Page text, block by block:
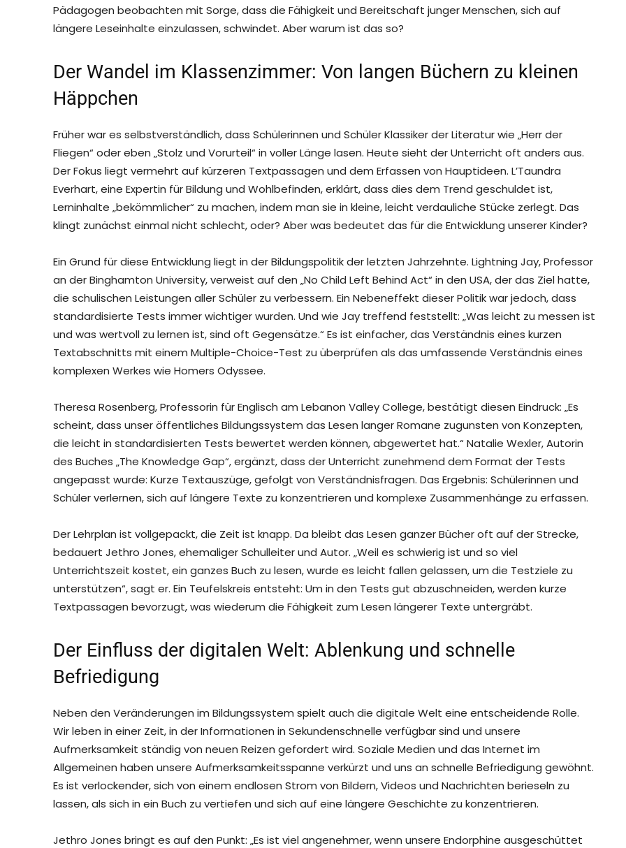
Pädagogen beobachten mit Sorge, dass die Fähigkeit und Bereitschaft junger Menschen, sich auf
längere Leseinhalte einzulassen, schwindet. Aber warum ist das so?
Der Wandel im Klassenzimmer: Von langen Büchern zu kleinen
Häppchen
Früher war es selbstverständlich, dass Schülerinnen und Schüler Klassiker der Literatur wie „Herr der
Fliegen“ oder eben „Stolz und Vorurteil“ in voller Länge lasen. Heute sieht der Unterricht oft anders aus.
Der Fokus liegt vermehrt auf kürzeren Textpassagen und dem Erfassen von Hauptideen. L’Taundra
Everhart, eine Expertin für Bildung und Wohlbefinden, erklärt, dass dies dem Trend geschuldet ist,
Lerninhalte „bekömmlicher“ zu machen, indem man sie in kleine, leicht verdauliche Stücke zerlegt. Das
klingt zunächst einmal nicht schlecht, oder? Aber was bedeutet das für die Entwicklung unserer Kinder?
Ein Grund für diese Entwicklung liegt in der Bildungspolitik der letzten Jahrzehnte. Lightning Jay, Professor
an der Binghamton University, verweist auf den „No Child Left Behind Act“ in den USA, der das Ziel hatte,
die schulischen Leistungen aller Schüler zu verbessern. Ein Nebeneffekt dieser Politik war jedoch, dass
standardisierte Tests immer wichtiger wurden. Und wie Jay treffend feststellt: „Was leicht zu messen ist
und was wertvoll zu lernen ist, sind oft Gegensätze.“ Es ist einfacher, das Verständnis eines kurzen
Textabschnitts mit einem Multiple-Choice-Test zu überprüfen als das umfassende Verständnis eines
komplexen Werkes wie Homers Odyssee.
Theresa Rosenberg, Professorin für Englisch am Lebanon Valley College, bestätigt diesen Eindruck: „Es
scheint, dass unser öffentliches Bildungssystem das Lesen langer Romane zugunsten von Konzepten,
die leicht in standardisierten Tests bewertet werden können, abgewertet hat.“ Natalie Wexler, Autorin
des Buches „The Knowledge Gap“, ergänzt, dass der Unterricht zunehmend dem Format der Tests
angepasst wurde: Kurze Textauszüge, gefolgt von Verständnisfragen. Das Ergebnis: Schülerinnen und
Schüler verlernen, sich auf längere Texte zu konzentrieren und komplexe Zusammenhänge zu erfassen.
Der Lehrplan ist vollgepackt, die Zeit ist knapp. Da bleibt das Lesen ganzer Bücher oft auf der Strecke,
bedauert Jethro Jones, ehemaliger Schulleiter und Autor. „Weil es schwierig ist und so viel
Unterrichtszeit kostet, ein ganzes Buch zu lesen, wurde es leicht fallen gelassen, um die Testziele zu
unterstützen“, sagt er. Ein Teufelskreis entsteht: Um in den Tests gut abzuschneiden, werden kurze
Textpassagen bevorzugt, was wiederum die Fähigkeit zum Lesen längerer Texte untergräbt.
Der Einfluss der digitalen Welt: Ablenkung und schnelle
Befriedigung
Neben den Veränderungen im Bildungssystem spielt auch die digitale Welt eine entscheidende Rolle.
Wir leben in einer Zeit, in der Informationen in Sekundenschnelle verfügbar sind und unsere
Aufmerksamkeit ständig von neuen Reizen gefordert wird. Soziale Medien und das Internet im
Allgemeinen haben unsere Aufmerksamkeitsspanne verkürzt und uns an schnelle Befriedigung gewöhnt.
Es ist verlockender, sich von einem endlosen Strom von Bildern, Videos und Nachrichten berieseln zu
lassen, als sich in ein Buch zu vertiefen und sich auf eine längere Geschichte zu konzentrieren.
Jethro Jones bringt es auf den Punkt: „Es ist viel angenehmer, wenn unsere Endorphine ausgeschüttet